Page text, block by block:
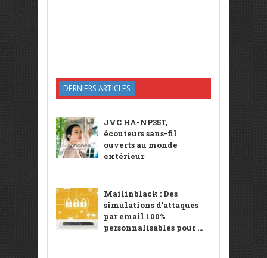
DERNIERS ARTICLES
JVC HA-NP35T,
écouteurs sans-fil
ouverts au monde
extérieur
Mailinblack : Des
simulations d’attaques
par email 100%
personnalisables pour ...